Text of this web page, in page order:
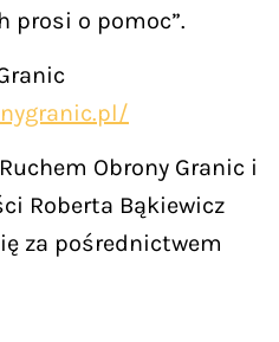
prosi o pomoc”.
Obrony Granic i
Roberta Bąkiewicz
za pośrednictwem